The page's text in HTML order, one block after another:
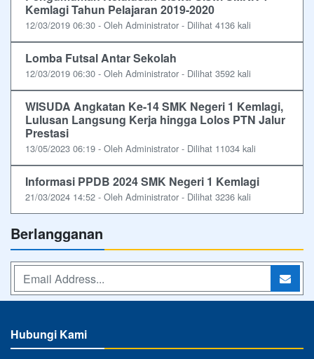
Kemlagi Tahun Pelajaran 2019-2020
12/03/2019 06:30 - Oleh Administrator - Dilihat 4136 kali
Lomba Futsal Antar Sekolah
12/03/2019 06:30 - Oleh Administrator - Dilihat 3592 kali
WISUDA Angkatan Ke-14 SMK Negeri 1 Kemlagi,
Lulusan Langsung Kerja hingga Lolos PTN Jalur
Prestasi
13/05/2023 06:19 - Oleh Administrator - Dilihat 11034 kali
Informasi PPDB 2024 SMK Negeri 1 Kemlagi
21/03/2024 14:52 - Oleh Administrator - Dilihat 3236 kali
Berlangganan
Hubungi Kami